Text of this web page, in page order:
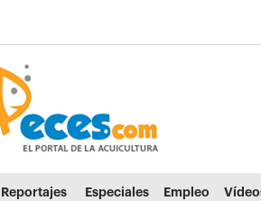
+ u)
Reportajes Especiales Empleo